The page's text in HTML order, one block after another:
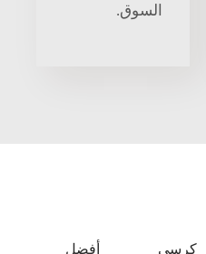
السوق.
كرسي
أفضل